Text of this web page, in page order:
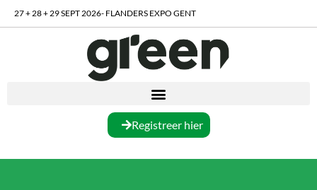
27 + 28 + 29 SEPT 2026- FLANDERS EXPO GENT
Registreer hier